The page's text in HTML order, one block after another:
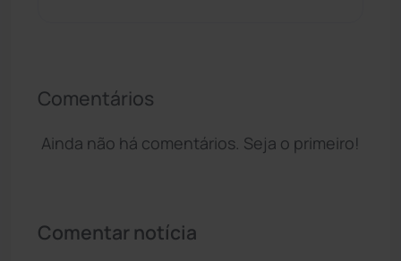
Comentários
Ainda não há comentários. Seja o primeiro!
Comentar notícia